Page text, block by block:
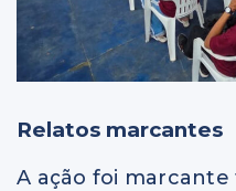
Relatos marcantes
A ação foi